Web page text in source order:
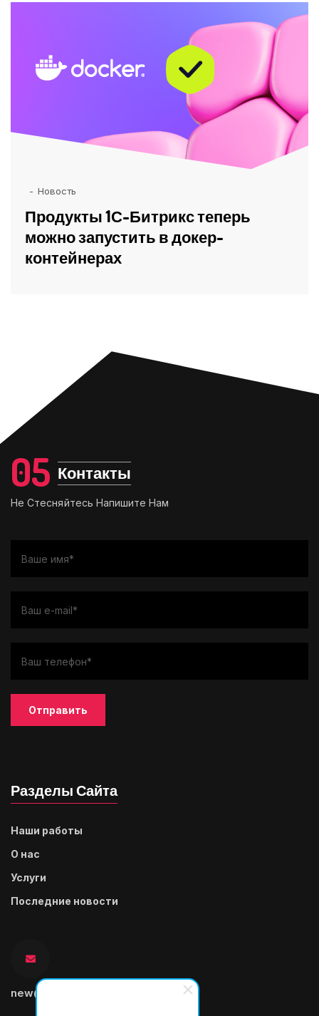
Новость
Продукты 1С-Битрикс теперь
можно запустить в докер-
контейнерах
05 Контакты
Не Стесняйтесь Напишите Нам
Разделы Сайта
Наши работы
О нас
Услуги
Последние новости
new@sitesonbitrix.ru